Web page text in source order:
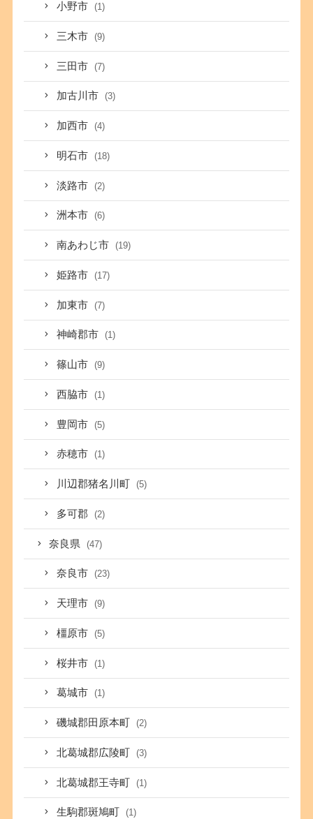
小野市 (1)
三木市 (9)
三田市 (7)
加古川市 (3)
加西市 (4)
明石市 (18)
淡路市 (2)
洲本市 (6)
南あわじ市 (19)
姫路市 (17)
加東市 (7)
神崎郡市 (1)
篠山市 (9)
西脇市 (1)
豊岡市 (5)
赤穂市 (1)
川辺郡猪名川町 (5)
多可郡 (2)
奈良県 (47)
奈良市 (23)
天理市 (9)
橿原市 (5)
桜井市 (1)
葛城市 (1)
磯城郡田原本町 (2)
北葛城郡広陵町 (3)
北葛城郡王寺町 (1)
生駒郡斑鳩町 (1)